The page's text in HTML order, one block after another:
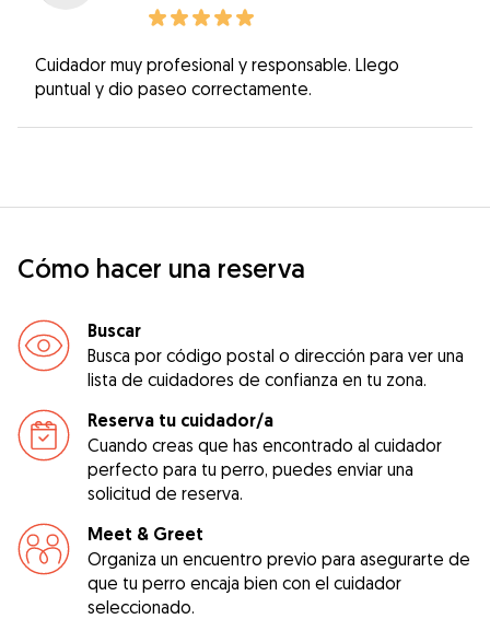
Cuidador muy profesional y responsable. Llego
puntual y dio paseo correctamente.
Cómo hacer una reserva
Buscar
Busca por código postal o dirección para ver una
lista de cuidadores de confianza en tu zona.
Reserva tu cuidador/a
Cuando creas que has encontrado al cuidador
perfecto para tu perro, puedes enviar una
solicitud de reserva.
Meet & Greet
Organiza un encuentro previo para asegurarte de
que tu perro encaja bien con el cuidador
seleccionado.